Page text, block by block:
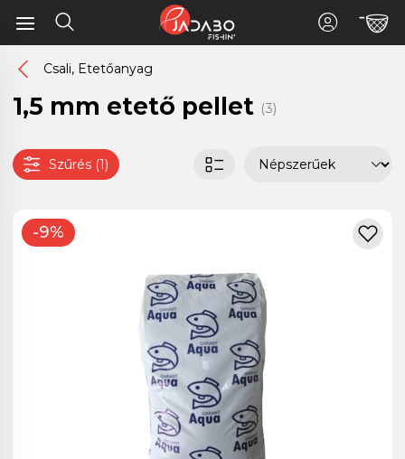
Csali, Etetőanyag
1,5 mm etető pellet (3)
Szűrés (1)
-9%